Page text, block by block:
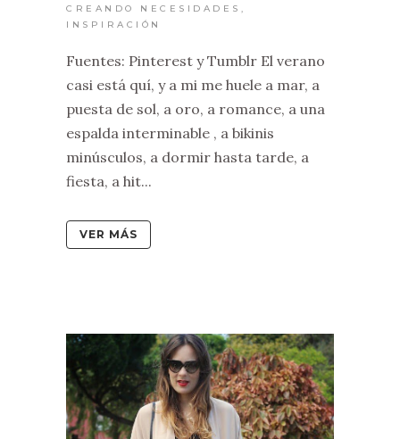
CREANDO NECESIDADES ,
INSPIRACIÓN
Fuentes: Pinterest y Tumblr El verano
casi está quí, y a mi me huele a mar, a
puesta de sol, a oro, a romance, a una
espalda interminable , a bikinis
minúsculos, a dormir hasta tarde, a
fiesta, a hit...
VER MÁS